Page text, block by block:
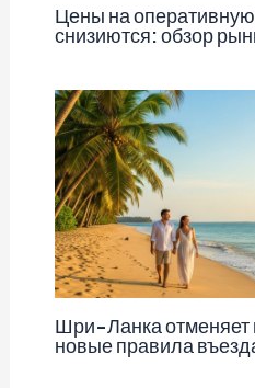
Цены на
снизиются: обзор
Шри-Ланка отменяет
новые правила